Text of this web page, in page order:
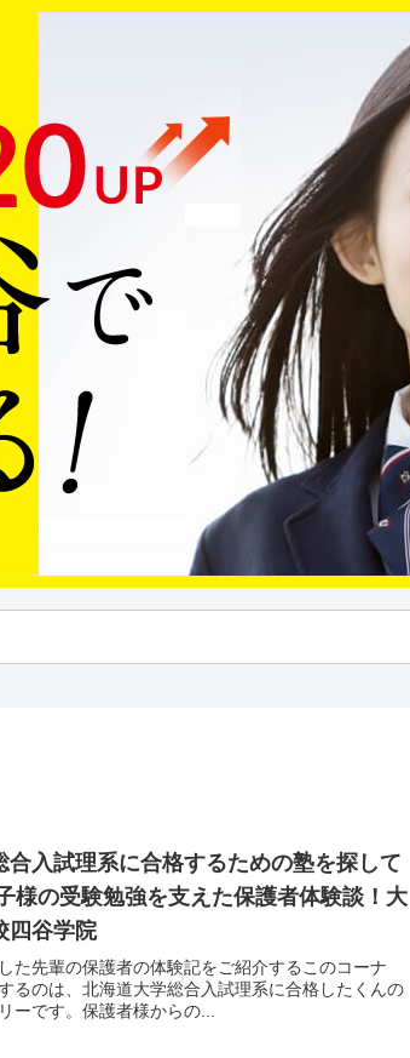
合入試理系に合格するための塾を探して
様の受験勉強を支えた保護者体験談！大
四谷学院
た先輩の保護者の体験記をご紹介するこのコーナ
るのは、北海道大学総合入試理系に合格したくんの
ーです。保護者様からの...